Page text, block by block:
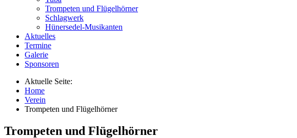
Trompeten und Flügelhörner
Schlagwerk
Hünersedel-Musikanten
Aktuelles
Termine
Galerie
Sponsoren
Aktuelle Seite:
Home
Verein
Trompeten und Flügelhörner
Trompeten und Flügelhörner